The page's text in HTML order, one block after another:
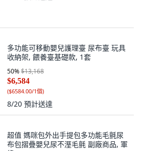
多功能可移動嬰兒護理臺 尿布臺 玩具
50%$13,168
$6,584
($6584.00/1個)
8/20預計送達
超值 媽咪包外出手提包多功能毛氈尿
綠
$154